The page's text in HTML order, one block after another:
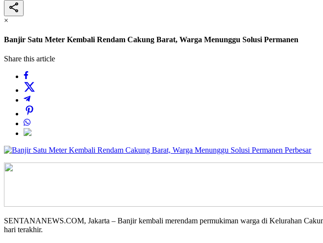
×
Banjir Satu Meter Kembali Rendam Cakung Barat, Warga Menunggu Solusi Permanen
Share this article
Perbesar
SENTANANEWS.COM, Jakarta – Banjir kembali merendam permukiman warga di Kelurahan
hari terakhir.